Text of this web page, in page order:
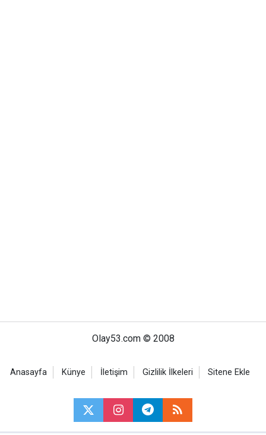
Olay53.com © 2008
Anasayfa Künye İletişim Gizlilik İlkeleri Sitene Ekle